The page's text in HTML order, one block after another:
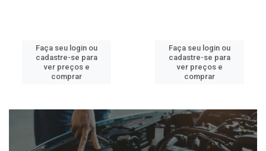
Faça seu login ou
cadastre-se para
ver preços e
comprar
Faça seu login ou
cadastre-se para
ver preços e
comprar